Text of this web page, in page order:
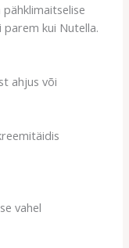
kui Nutella.
ahjus või
vahel